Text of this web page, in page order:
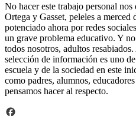
No hacer este trabajo personal
Ortega y Gasset, peleles a
potenciado ahora por redes
un grave problema educativo. Y
todos nosotros, adultos
selección de información es uno
escuela y de la sociedad en este
como padres, alumnos,
pensamos hacer al respecto.